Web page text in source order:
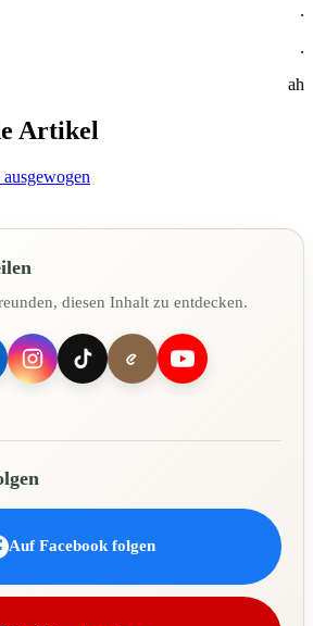
.
.
ah
Artikel
diesen Inhalt zu entdecken.
Auf Facebook folgen